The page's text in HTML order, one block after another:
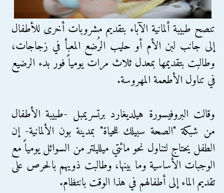
تنصح طبيبة ألمانية الآباء بتقديم مشروبات أخرى للأطفال
إلى جانب لبن الأم أو حليب الرُضع المعبأ في زجاجات،
وطالبت بتقديمها بمعدل ثلاث مرات يومياً فور بدء الرضيع
في تناول الأطعمة المهروسة.
وقالت البروفيسورة هيلديغارد برتسريمبل -طبيبة الأطفال
من شبكة "الصحة سبيلك للحياة" بمدينة بون الألمانية- إن
الطفل يحتاج لتناول نحو مائتي ميلليلتر من السوائل يومياً مع
الوجبات الأساسية وما بينها، وطالبت ذويهم بالحرص على
تقديم الماء إلى أطفالهم في هذا الوقت بانتظام.